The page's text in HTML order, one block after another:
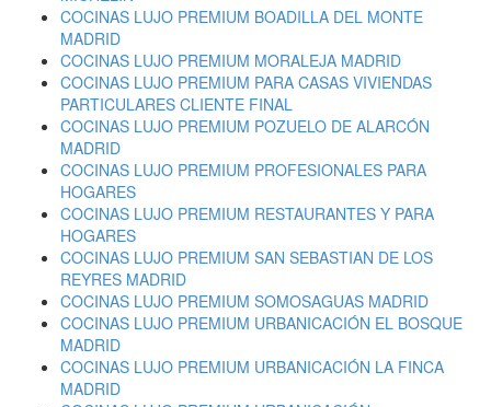
COCINAS LUJO PREMIUM BOADILLA DEL MONTE
MADRID
COCINAS LUJO PREMIUM MORALEJA MADRID
COCINAS LUJO PREMIUM PARA CASAS VIVIENDAS
PARTICULARES CLIENTE FINAL
COCINAS LUJO PREMIUM POZUELO DE ALARCÓN
MADRID
COCINAS LUJO PREMIUM PROFESIONALES PARA
HOGARES
COCINAS LUJO PREMIUM RESTAURANTES Y PARA
HOGARES
COCINAS LUJO PREMIUM SAN SEBASTIAN DE LOS
REYRES MADRID
COCINAS LUJO PREMIUM SOMOSAGUAS MADRID
COCINAS LUJO PREMIUM URBANICACIÓN EL BOSQUE
MADRID
COCINAS LUJO PREMIUM URBANICACIÓN LA FINCA
MADRID